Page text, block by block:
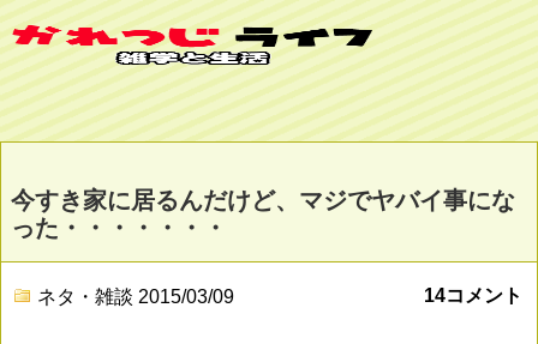
今すき家に居るんだけど、マジでヤバイ事にな
った・・・・・・・
ネタ・雑談 2015/03/09 14コメント